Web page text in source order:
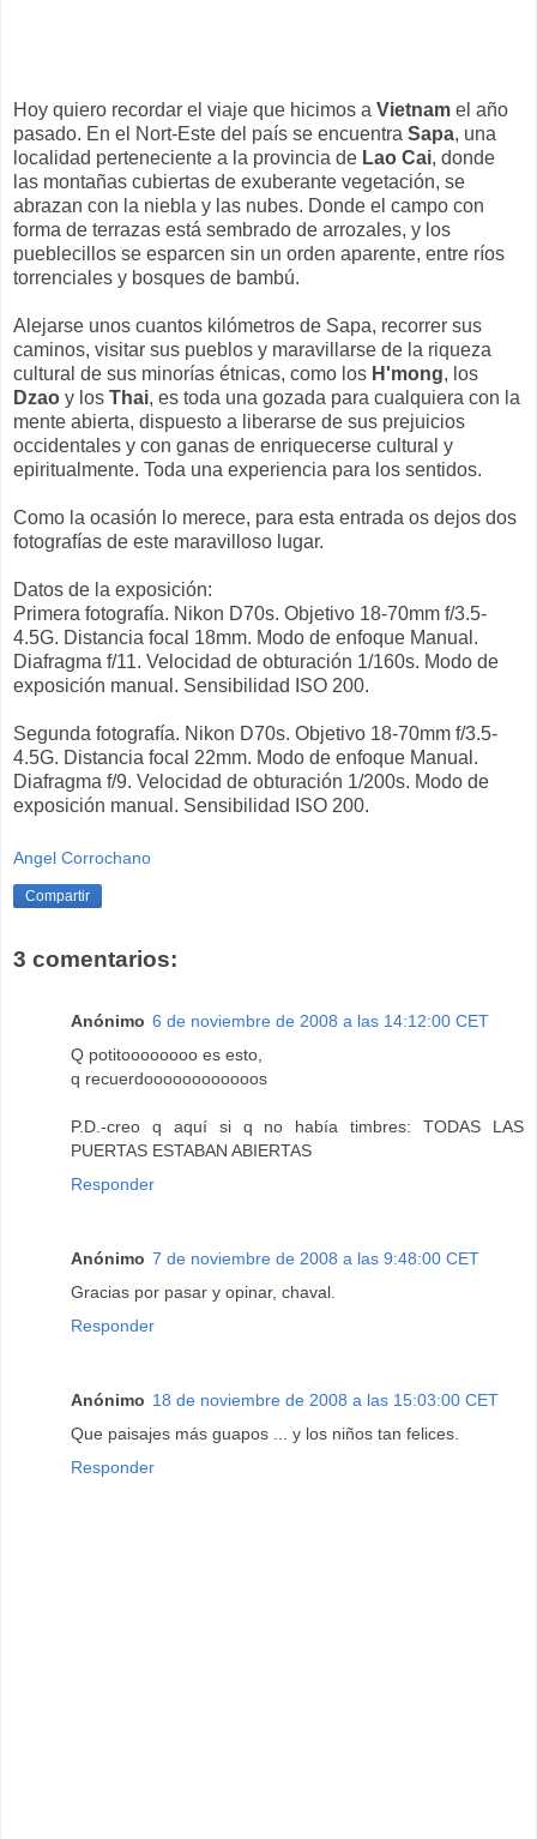
Hoy quiero recordar el viaje que hicimos a Vietnam el año
pasado. En el Nort-Este del país se encuentra Sapa, una
localidad perteneciente a la provincia de Lao Cai, donde
las montañas cubiertas de exuberante vegetación, se
abrazan con la niebla y las nubes. Donde el campo con
forma de terrazas está sembrado de arrozales, y los
pueblecillos se esparcen sin un orden aparente, entre ríos
torrenciales y bosques de bambú.
Alejarse unos cuantos kilómetros de Sapa, recorrer sus
caminos, visitar sus pueblos y maravillarse de la riqueza
cultural de sus minorías étnicas, como los H'mong, los
Dzao y los Thai, es toda una gozada para cualquiera con la
mente abierta, dispuesto a liberarse de sus prejuicios
occidentales y con ganas de enriquecerse cultural y
epiritualmente. Toda una experiencia para los sentidos.
Como la ocasión lo merece, para esta entrada os dejos dos
fotografías de este maravilloso lugar.
Datos de la exposición:
Primera fotografía. Nikon D70s. Objetivo 18-70mm f/3.5-
4.5G. Distancia focal 18mm. Modo de enfoque Manual.
Diafragma f/11. Velocidad de obturación 1/160s. Modo de
exposición manual. Sensibilidad ISO 200.
Segunda fotografía. Nikon D70s. Objetivo 18-70mm f/3.5-
4.5G. Distancia focal 22mm. Modo de enfoque Manual.
Diafragma f/9. Velocidad de obturación 1/200s. Modo de
exposición manual. Sensibilidad ISO 200.
Angel Corrochano
Compartir
3 comentarios:
Anónimo 6 de noviembre de 2008 a las 14:12:00 CET
Q potitoooooooo es esto,
q recuerdoooooooooooos
P.D.-creo q aquí si q no había timbres: TODAS LAS
PUERTAS ESTABAN ABIERTAS
Responder
Anónimo 7 de noviembre de 2008 a las 9:48:00 CET
Gracias por pasar y opinar, chaval.
Responder
Anónimo 18 de noviembre de 2008 a las 15:03:00 CET
Que paisajes más guapos ... y los niños tan felices.
Responder